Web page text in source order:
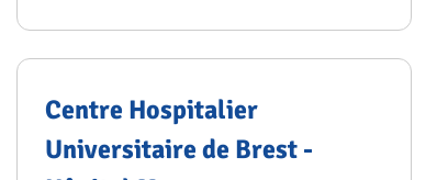
Centre Hospitalier
Universitaire de Brest -